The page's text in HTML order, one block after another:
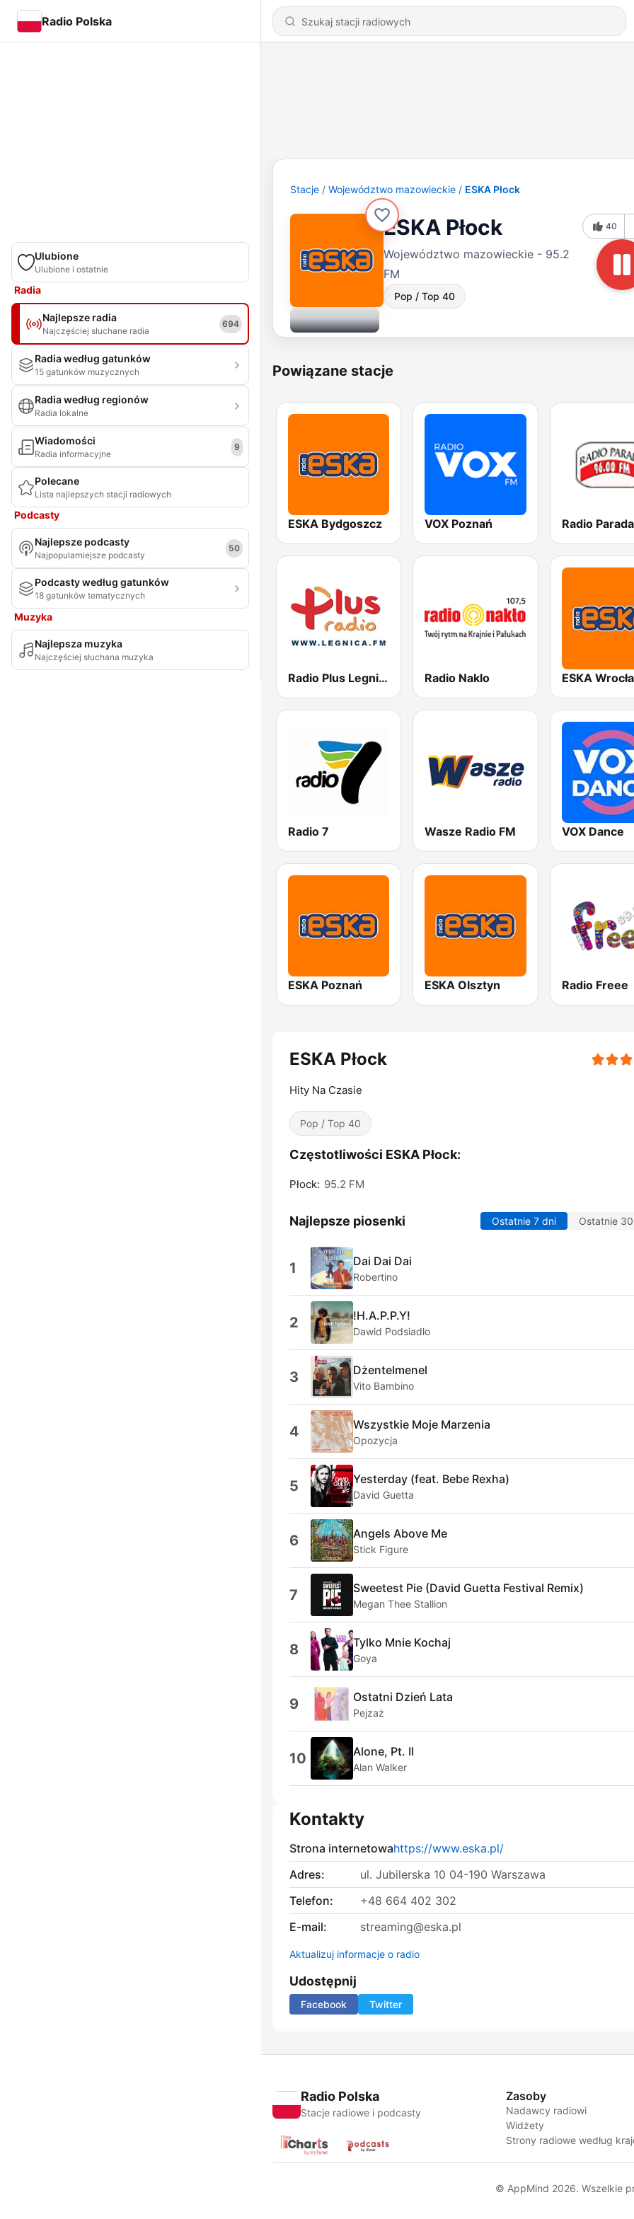
Radio Polska
Ulubione
Ulubione i ostatnie
Radia
Najlepsze radia
Najczęściej słuchane radia
694
Radia według gatunków
15 gatunków muzycznych
Radia według regionów
Radia lokalne
Wiadomości
Radia informacyjne
9
Polecane
Lista najlepszych stacji radiowych
Podcasty
Najlepsze podcasty
Najpopularniejsze podcasty
50
Podcasty według gatunków
18 gatunków tematycznych
Muzyka
Najlepsza muzyka
Najczęściej słuchana muzyka
Stacje Województwo mazowieckie ESKA Płock
ESKA Płock
Województwo mazowieckie - 95.2
FM
Pop / Top 40
40
Powiązane stacje
ESKA Bydgoszcz VOX Poznań
Radio Plus Legnica Radio Naklo ESKA
Radio 7 Wasze Radio FM VOX Dance
ESKA Poznań ESKA Olsztyn Radio Freee
ESKA Płock
Hity Na Czasie
Pop / Top 40
Częstotliwości ESKA Płock:
Płock: 95.2 FM
Najlepsze piosenki Ostatnie 7 dni Ostatnie
1 Dai Dai Dai
Robertino
2 !H.A.P.P.Y!
Dawid Podsiadlo
3 Dżentelmenel
Vito Bambino
4 Wszystkie Moje Marzenia
Opozycja
5 Yesterday (feat. Bebe Rexha)
David Guetta
6 Angels Above Me
Stick Figure
7 Sweetest Pie (David Guetta Festival Remix)
Megan Thee Stallion
8 Tylko Mnie Kochaj
Goya
9 Ostatni Dzień Lata
Pejzaż
10 Alone, Pt. II
Alan Walker
Kontakty
Strona internetowahttps://www.eska.pl/
Adres:
ul. Jubilerska 10 04-190 Warszawa
Telefon:
+48 664 402 302
E-mail:
streaming@eska.pl
Aktualizuj informacje o radio
Udostępnij
Facebook Twitter
Radio Polska
Stacje radiowe i podcasty
Zasoby
Nadawcy radiowi
Widżety
Strony radiowe według
© AppMind 2026. Wszelkie